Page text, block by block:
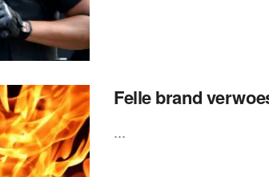
Felle brand
...